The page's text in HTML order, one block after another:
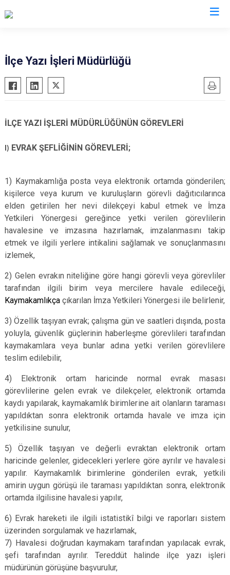
Akyazı
Ferizli
Hendek
Karapürçek
Kaynarca
Kocaali
Taraklı
Adapazarı
Erenler
Serdivan
İlçe Yazı İşleri Müdürlüğü
İLÇE YAZI İŞLERİ MÜDÜRLÜĞÜNÜN GÖREVLERİ
I) EVRAK ŞEFLİĞİNİN GÖREVLERİ;
1) Kaymakamlığa posta veya elektronik ortamda gönderilen;
kişilerce veya kurum ve kuruluşların görevli dağıtıcılarınca
elden getirilen her nevi dilekçeyi kabul etmek ve İmza
Yetkileri Yönergesi gereğince yetki verilen görevlilerin
havalesine ve imzasına hazırlamak, imzalanmasını takip
etmek ve ilgili yerlere intikalini sağlamak ve sonuçlanmasını
izlemek,
2) Gelen evrakın niteliğine göre hangi görevli veya görevliler
tarafından ilgili birim veya mercilere havale edileceği,
Kaymakamlıkça çıkarılan İmza Yetkileri Yönergesi ile belirlenir,
3) Özellik taşıyan evrak; çalışma gün ve saatleri dışında, posta
yoluyla, güvenlik güçlerinin haberleşme görevlileri tarafından
kaymakamlara veya bunlar adına yetki verilen görevlilere
teslim edilebilir,
4) Elektronik ortam haricinde normal evrak masası
görevlilerine gelen evrak ve dilekçeler, elektronik ortamda
kaydı yapılarak, kaymakamlık birimlerine ait olanların taraması
yapıldıktan sonra elektronik ortamda havale ve imza için
yetkilisine sunulur,
5) Özellik taşıyan ve değerli evraktan elektronik ortam
haricinde gelenler, gidecekleri yerlere göre ayrılır ve havalesi
yapılır. Kaymakamlık birimlerine gönderilen evrak, yetkili
amirin uygun görüşü ile taraması yapıldıktan sonra, elektronik
ortamda ilgilisine havalesi yapılır,
6) Evrak hareketi ile ilgili istatistikî bilgi ve raporları sistem
üzerinden sorgulamak ve hazırlamak,
7) Havalesi doğrudan kaymakam tarafından yapılacak evrak,
şefi tarafından ayrılır. Tereddüt halinde ilçe yazı işleri
müdürünün görüşüne başvurulur,